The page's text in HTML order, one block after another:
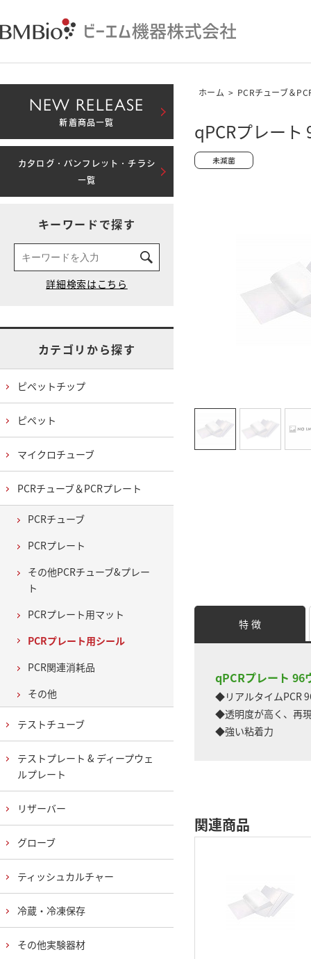
ホーム > PCRチューブ＆
qPCRプレー
特 徴
qPCRプレート 96
◆リアルタイムPCR
◆透明度が高く、再
◆強い粘着力
関連商品
NEW RELEASE
新着商品一覧
カタログ・パンフレット・チラシ
一覧
キーワードで探す
カテゴリから探す
ピペットチップ
ピペット
マイクロチューブ
PCRチューブ＆PCRプレート
PCRチューブ
PCRプレート
その他PCRチューブ&プレー
ト
PCRプレート用マット
PCRプレート用シール
PCR関連消耗品
その他
テストチューブ
テストプレート & ディープウェ
ルプレート
リザーバー
グローブ
ティッシュカルチャー
冷蔵・冷凍保存
その他実験器材